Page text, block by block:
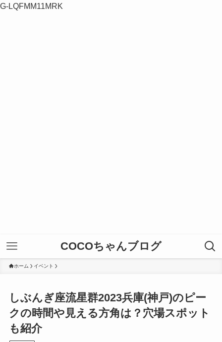
G-LQFMM11MRK
COCOちゃんブログ
ホーム イベント
しぶんぎ座流星群2023兵庫(神戸)のピー
クの時間や見える方角は？穴場スポット
も紹介